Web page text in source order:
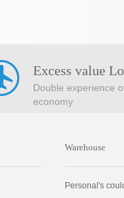
Excess value
Double experience
economy
Warehouse
Personal's